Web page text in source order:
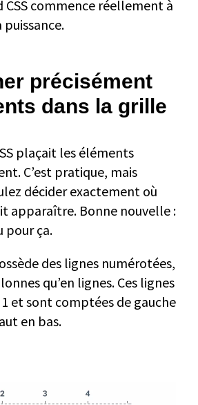
CSS commence réellement à
précisément
dans la grille
plaçait les éléments
C’est pratique, mais
décider exactement où
apparaître. Bonne nouvelle :
pour ça.
des lignes numérotées,
qu’en lignes. Ces lignes
et sont comptées de gauche
en bas.